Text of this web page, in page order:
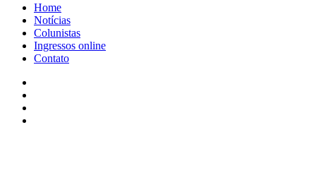
Home
Notícias
Colunistas
Ingressos online
Contato